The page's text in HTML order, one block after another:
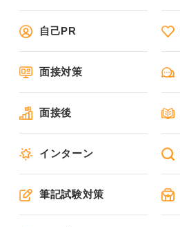
自己PR
面接対策
面接後
インターン
筆記試験対策